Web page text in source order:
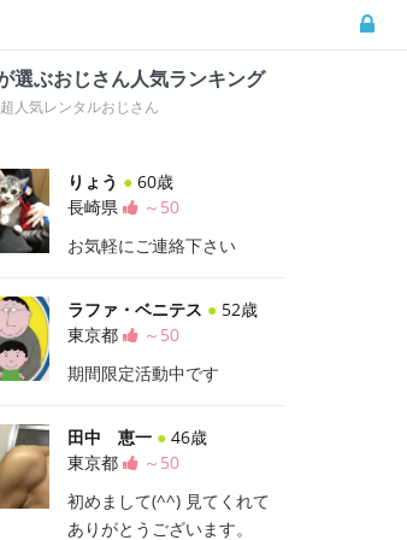
選ぶおじさん人気ランキング
人気レンタルおじさん
りょう ● 60歳
長崎県
～50
お気軽にご連絡下さい
ラファ・ベニテス ● 52歳
東京都
～50
期間限定活動中です
田中 恵一 ● 46歳
東京都
～50
初めまして(^^) 見てくれて
ありがとうございます。